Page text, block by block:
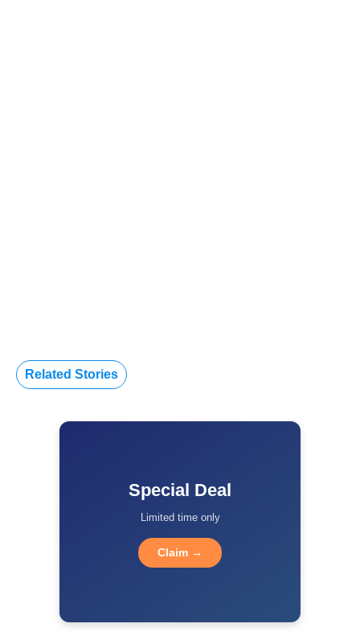
Related Stories
Special Deal
Limited time only
Claim →